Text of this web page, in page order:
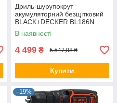
Дриль-шурупокрут
акумуляторний безщітковий
BLACK+DECKER BL186N
В наявності
4 499 ₴ 5 547,88 ₴
Купити
–19%